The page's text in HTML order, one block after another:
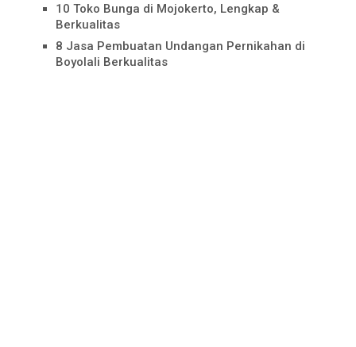
10 Toko Bunga di Mojokerto, Lengkap &
Berkualitas
8 Jasa Pembuatan Undangan Pernikahan di
Boyolali Berkualitas